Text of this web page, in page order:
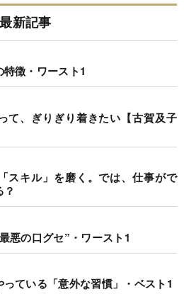
最新記事
特徴・ワースト1
て、ぎりぎり着きたい【古賀及子
スキル」を磨く。では、仕事がで
悪の口グセ”・ワースト1
っている「意外な習慣」・ベスト1